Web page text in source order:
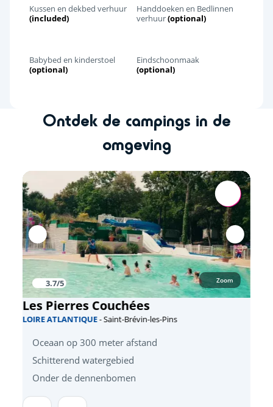
Kussen en dekbed verhuur
(included)
Handdoeken en Bedlinnen
verhuur(optional)
Babybed en kinderstoel
(optional)
Eindschoonmaak
(optional)
Ontdek de campings in de
omgeving
3.7/5 Zoom
Les Pierres Couchées
LOIRE ATLANTIQUE- Saint-Brévin-les-Pins
Oceaan op 300 meter afstand
Schitterend watergebied
Onder de dennenbomen